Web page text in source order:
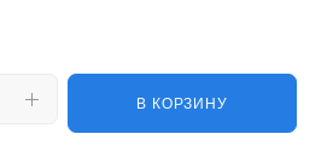
В КОРЗИНУ